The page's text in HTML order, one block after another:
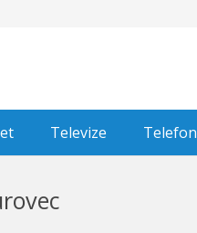
Televize Telefon